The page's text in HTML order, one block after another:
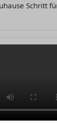
Schritt